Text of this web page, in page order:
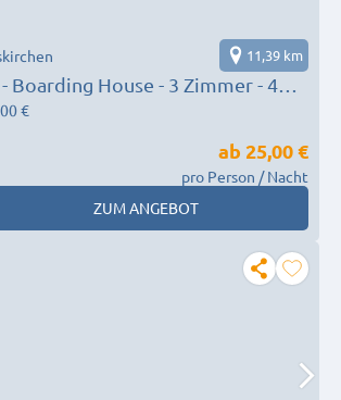
Boarding House - 3 Zimmer - 4
vom Kirchplatz und 1
11,39 km
€
ab 25,00 €
pro Person / Nacht
ZUM ANGEBOT